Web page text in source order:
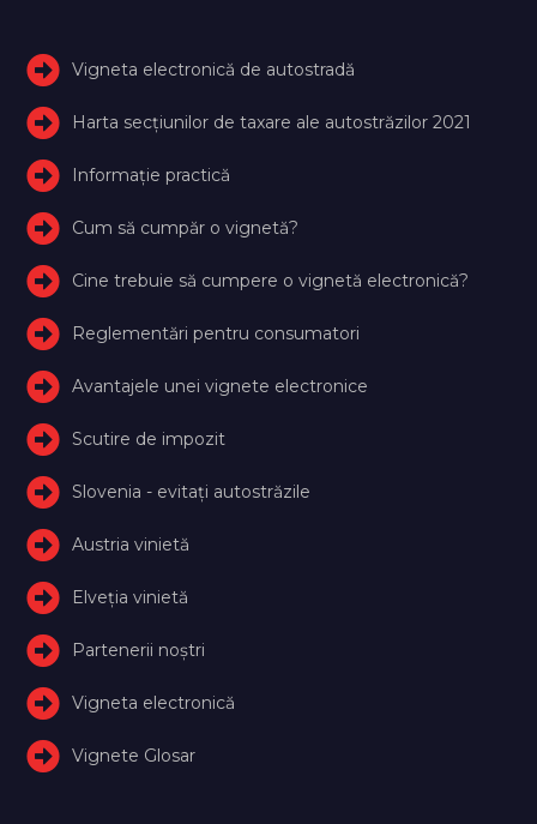
Vigneta electronică de autostradă
Harta secțiunilor de taxare ale autostrăzilor 2021
Informație practică
Cum să cumpăr o vignetă?
Cine trebuie să cumpere o vignetă electronică?
Reglementări pentru consumatori
Avantajele unei vignete electronice
Scutire de impozit
Slovenia - evitați autostrăzile
Austria vinietă
Elveţia vinietă
Partenerii noștri
Vigneta electronică
Vignete Glosar